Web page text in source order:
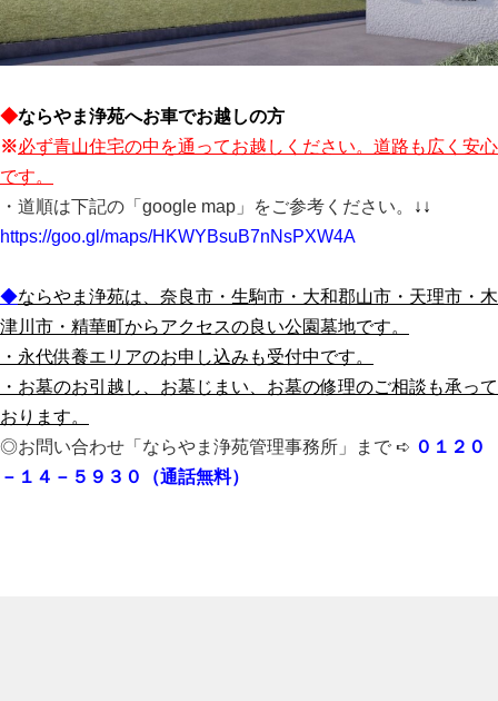
◆ならやま浄苑へお車でお越しの方
※必ず青山住宅の中を通ってお越しください。道路も広く安心
です。
・道順は下記の「google map」をご参考ください。
↓↓
https://goo.gl/maps/HKWYBsuB7nNsPXW4A
◆ならやま浄苑は、奈良市・生駒市・大和郡山市・天理市・木
津川市・精華町からアクセスの良 い公園墓地です。
・永代供養エリアのお申し込みも受付中です。
・お墓のお引越し、お墓じまい、お墓の修理のご相談も承って
おります。
◎お問い合わせ「ならやま浄苑管理事務所」まで ➪ ０１２０
－１４－５９３０（通話無料）